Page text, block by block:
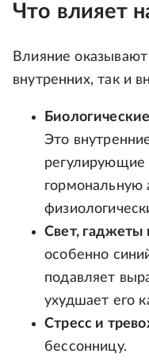
Что влияет
Влияние
внутренних, так и
Это
регулирующие
гормональную
Свет, гаджеты
особенно
подавляет
ухудшает его
Стресс и
бессонницу.